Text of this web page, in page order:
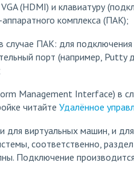
(HDMI) и клавиатуру
комплекса (ПАК);
ПАК: для подключения
порт (например, Putty
Management Interface) в
читайте Удалённое
для виртуальных машин, и
соответственно,
Подключение